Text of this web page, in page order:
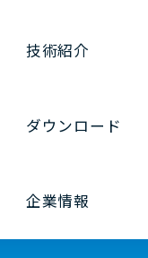
技術紹介
ダウンロード
企業情報